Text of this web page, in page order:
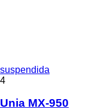
suspendida
4
Unia MX-950